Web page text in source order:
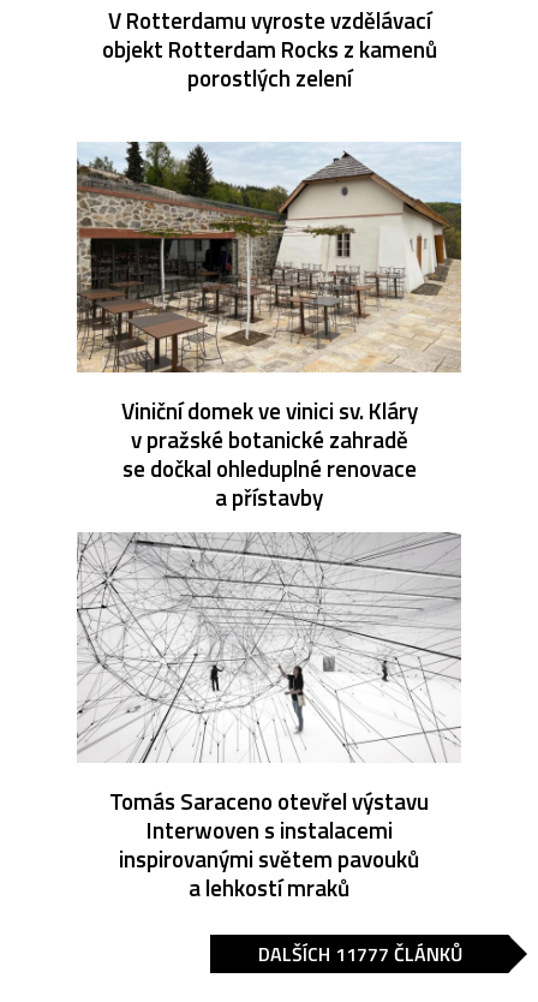
V Rotterdamu vyroste vzdělávací
objekt Rotterdam Rocks z kamenů
porostlých zelení
Viniční domek ve vinici sv. Kláry
v pražské botanické zahradě
se dočkal ohleduplné renovace
a přístavby
Tomás Saraceno otevřel výstavu
Interwoven s instalacemi
inspirovanými světem pavouků
a lehkostí mraků
DALŠÍCH 11777 ČLÁNKŮ